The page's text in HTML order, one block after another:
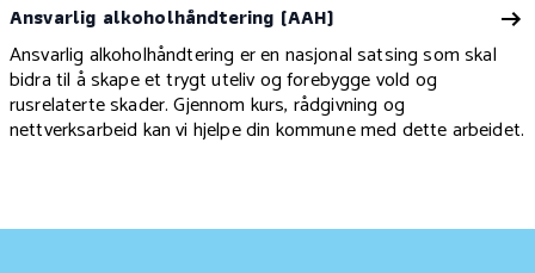
Ansvarlig alkoholhåndtering (AAH)
Ansvarlig alkoholhåndtering er en nasjonal satsing som skal
bidra til å skape et trygt uteliv og forebygge vold og
rusrelaterte skader. Gjennom kurs, rådgivning og
nettverksarbeid kan vi hjelpe din kommune med dette arbeidet.